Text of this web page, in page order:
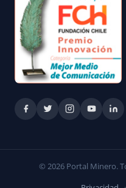
© 2026 Portal Minero.